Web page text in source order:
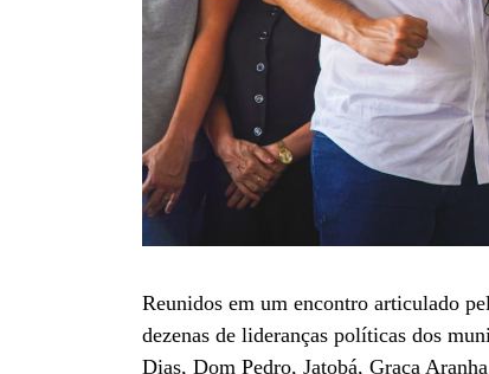
Reunidos em um encontro articulado
dezenas de lideranças políticas dos
Dias, Dom Pedro, Jatobá, Graça